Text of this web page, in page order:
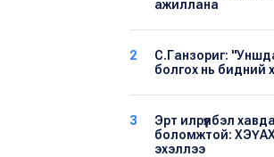
ажиллана
2
С.Ганзориг:
болгох нь бидний
3
Эрт илрүүлбэл
боломжтой:
эхэллээ